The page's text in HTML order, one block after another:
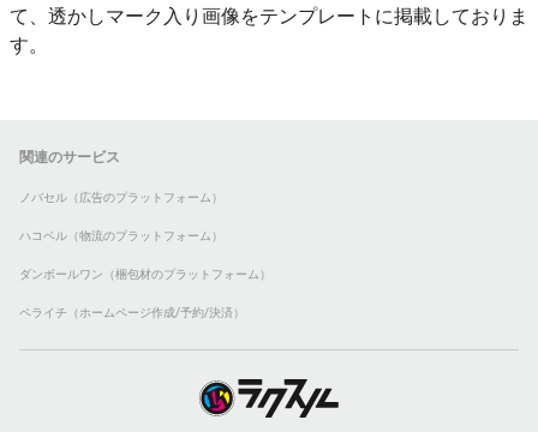
て、透かしマーク入り画像をテンプレートに掲載しておりま
す。
関連のサービス
ノバセル（広告のプラットフォーム）
ハコベル（物流のプラットフォーム）
ダンボールワン（梱包材のプラットフォーム）
ペライチ（ホームページ作成/予約/決済）